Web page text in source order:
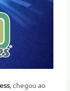
, chegou ao